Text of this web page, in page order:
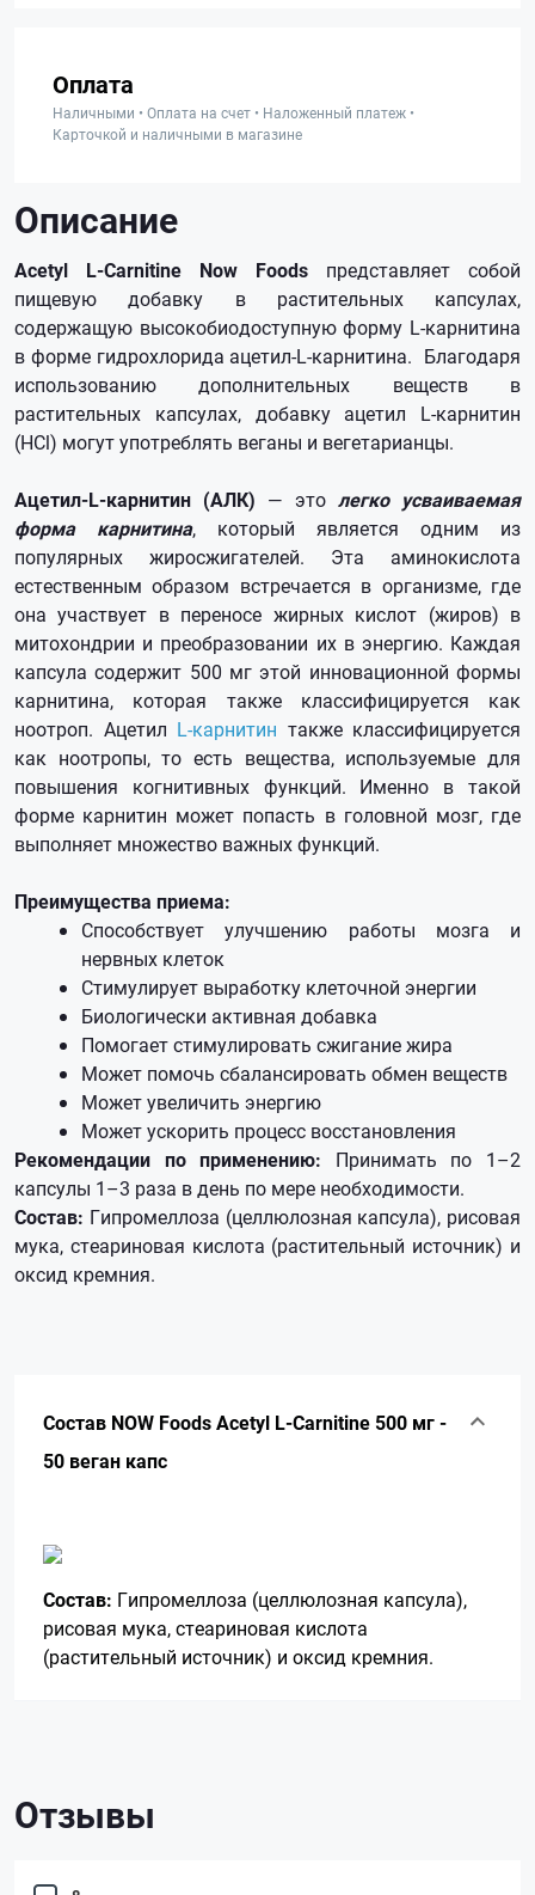
Оплата
Наличными • Оплата на счет • Наложенный платеж •
Карточкой и наличными в магазине
Описание
Acetyl L-Carnitine Now Foods представляет собой
пищевую добавку в растительных капсулах,
содержащую высокобиодоступную форму L-карнитина
в форме гидрохлорида ацетил-L-карнитина. Благодаря
использованию дополнительных веществ в
растительных капсулах, добавку ацетил L-карнитин
(HCl) могут употреблять веганы и вегетарианцы.
Ацетил-L-карнитин (АЛК) — это легко усваиваемая
форма карнитина, который является одним из
популярных жиросжигателей. Эта аминокислота
естественным образом встречается в организме, где
она участвует в переносе жирных кислот (жиров) в
митохондрии и преобразовании их в энергию. Каждая
капсула содержит 500 мг этой инновационной формы
карнитина, которая также классифицируется как
ноотроп. Ацетил L-карнитин также классифицируется
как ноотропы, то есть вещества, используемые для
повышения когнитивных функций. Именно в такой
форме карнитин может попасть в головной мозг, где
выполняет множество важных функций.
Преимущества приема:
Способствует улучшению работы мозга и
нервных клеток
Стимулирует выработку клеточной энергии
Биологически активная добавка
Помогает стимулировать сжигание жира
Может помочь сбалансировать обмен веществ
Может увеличить энергию
Может ускорить процесс восстановления
Рекомендации по применению: Принимать по 1–2
капсулы 1–3 раза в день по мере необходимости.
Состав: Гипромеллоза (целлюлозная капсула), рисовая
мука, стеариновая кислота (растительный источник) и
оксид кремния.
Состав NOW Foods Acetyl L-Carnitine 500 мг -
50 веган капс
Состав: Гипромеллоза (целлюлозная капсула),
рисовая мука, стеариновая кислота
(растительный источник) и оксид кремния.
Отзывы